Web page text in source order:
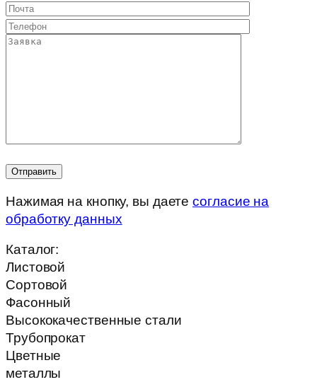
Нажимая на кнопку, вы даетесогласие на
обработку данных
Каталог:
Листовой
Сортовой
Фасонный
Высококачественные стали
Трубопрокат
Цветные
металлы